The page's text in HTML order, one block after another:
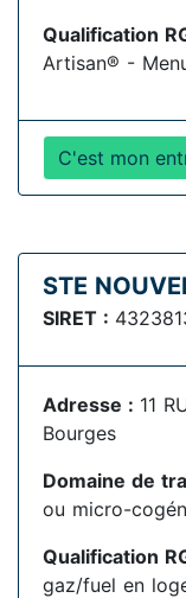
Qualification
Artisan® -
C'est mon
STE
SIRET :
Adresse : 11
Bourges
Domaine de
ou micro-
Qualification
gaz/fuel en